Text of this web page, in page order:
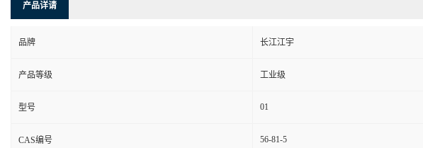
产品详请
品牌 长江江宇
产品等级 工业级
型号 01
CAS编号 56-81-5